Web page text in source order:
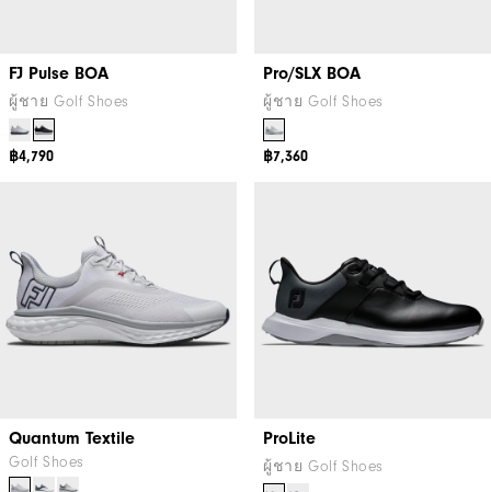
FJ Pulse BOA
ผู้ชาย Golf Shoes
฿4,790
Pro/SLX BOA
ผู้ชาย Golf Shoes
฿7,360
Quantum Textile
Golf Shoes
ProLite
ผู้ชาย Golf Shoes